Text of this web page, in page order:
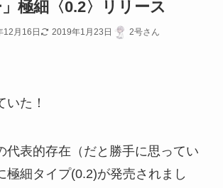
」極細〈0.2〉リリース
12月16日 2019年1月23日 2号さん
いた！
代表的存在（だと勝手に思ってい
極細タイプ(0.2)が発売されまし